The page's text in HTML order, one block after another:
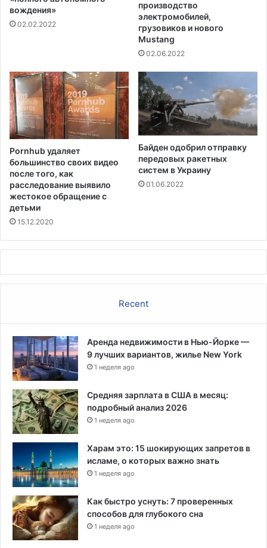
о
т
C
d
O
V
I
е
с
м
о
т
р
я
н
а
т
о
,
т
н
о
с
т
ь
ю
в
а
к
и
н
р
о
а
вождения»
02.02.2022
производство
электромобилей,
грузовиков и нового
Mustang
02.06.2022
Pornhub удаляет
большинство своих видео
после того, как
расследование выявило
жестокое обращение с
детьми
15.12.2020
Байден одобрил отправку
передовых ракетных
систем в Украину
01.06.2022
Recent
Аренда недвижимости в Нью-Йорке —
9 лучших вариантов, жилье New York
1 неделя ago
Средняя зарплата в США в месяц:
подробный анализ 2026
1 неделя ago
Харам это: 15 шокирующих запретов в
исламе, о которых важно знать
1 неделя ago
Как быстро уснуть: 7 проверенных
способов для глубокого сна
1 неделя ago